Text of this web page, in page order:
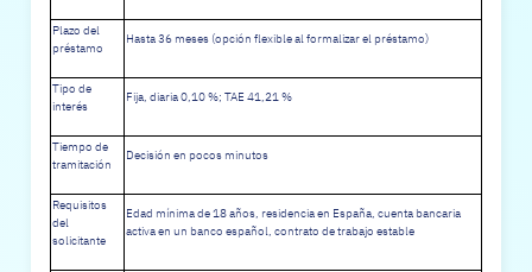
Plazo del
préstamo
Hasta 36 meses (opción flexible al formalizar el préstamo)
Tipo de
interés
Fija, diaria 0,10 %; TAE 41,21 %
Tiempo de
tramitación
Decisión en pocos minutos
Requisitos
del
solicitante
Edad mínima de 18 años, residencia en España, cuenta bancaria
activa en un banco español, contrato de trabajo estable